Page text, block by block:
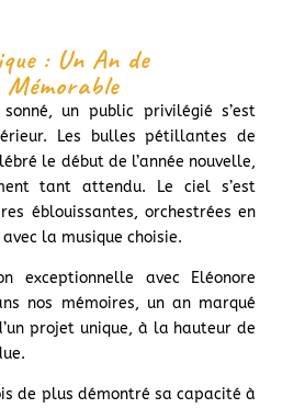
: Un An de
un public privilégié s’est
Les bulles pétillantes de
le début de l’année nouvelle,
tant attendu. Le ciel s’est
éblouissantes, orchestrées en
la musique choisie.
exceptionnelle avec Eléonore
nos mémoires, un an marqué
projet unique, à la hauteur de
de plus démontré sa capacité à